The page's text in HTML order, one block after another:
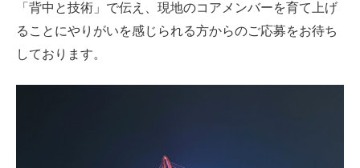
「背中と技術」で伝え、現地のコアメンバーを育て上げ
ることにやりがいを感じられる方からのご応募をお待ち
しております。